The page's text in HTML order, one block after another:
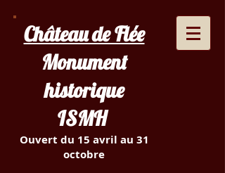
Château de Flée
Monument
historique
ISMH
Ouvert du 15 avril au 31
octobre